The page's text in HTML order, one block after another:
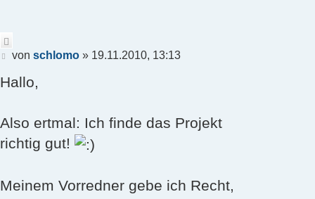
Beitrag
von schlomo» 19.11.2010, 13:13
Hallo,
Also ertmal: Ich finde das Projekt
richtig gut!
Meinem Vorredner gebe ich Recht,